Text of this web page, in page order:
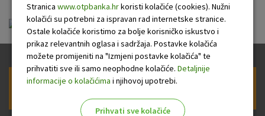
O nama OTP Dnevno financijsko izvješće.pdf
Prijava na newsletter OTP banke
Stranica www.otpbanka.hrkoristi kolačiće (cookies). Nužni
kolačići su potrebni za ispravan rad internetske stranice.
Ostale kolačiće koristimo za bolje korisničko iskustvo i
prikaz relevantnih oglasa i sadržaja. Postavke kolačića
možete promijeniti na "Izmjeni postavke kolačića" te
prihvatiti sve ili samo neophodne kolačiće. Detaljnije
informacije o kolačićima i njihovoj upotrebi.
Prihvati sve kolačiće